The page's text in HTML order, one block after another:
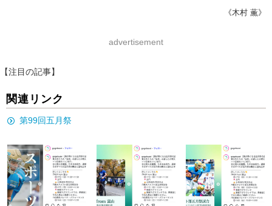
《木村 薫》
advertisement
【注目の記事】
関連リンク
第99回五月祭